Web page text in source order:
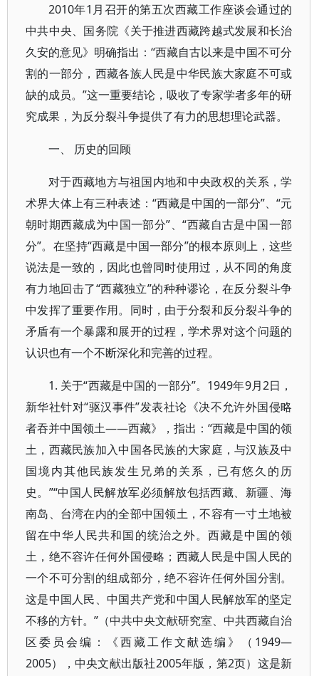
2010年1月召开的第五次西藏工作座谈会通过的
中共中央、国务院《关于推进西藏跨越式发展和长治
久安的意见》明确指出：“西藏自古以来是中国不可分
割的一部分，西藏各族人民是中华民族大家庭不可或
缺的成员。”这一重要结论，吸收了专家学者多年的研
究成果，为反分裂斗争提供了有力的思想理论武器。
一、 历史的回顾
对于西藏地方与祖国内地和中央政权的关系，学
术界大体上有三种表述：“西藏是中国的一部分”、“元
朝时期西藏成为中国一部分”、“西藏自古是中国一部
分”。在坚持“西藏是中国一部分”的根本原则上，这些
说法是一致的，因此也曾同时使用过，从不同的角度
有力地回击了“西藏独立”的种种谬论，在反分裂斗争
中发挥了重要作用。同时，由于分裂和反分裂斗争的
矛盾有一个暴露和展开的过程，学术界对这个问题的
认识也有一个不断深化和完善的过程。
1. 关于“西藏是中国的一部分”。1949年9月2日，
新华社针对“驱汉事件”发表社论《决不允许外国侵略
者吞并中国领土——西藏》，指出：“西藏是中国的领
土，西藏民族加入中国各民族的大家庭，与汉族及中
国境内其他民族发生兄弟的关系，已有悠久的历
史。”“中国人民解放军必须解放包括西藏、新疆、海
南岛、台湾在内的全部中国领土，不容有一寸土地被
留在中华人民共和国的统治之外。西藏是中国的领
土，绝不容许任何外国侵略；西藏人民是中国人民的
一个不可分割的组成部分，绝不容许任何外国分割。
这是中国人民、中国共产党和中国人民解放军的坚定
不移的方针。”（中共中央文献研究室、中共西藏自治
区委员会编：《西藏工作文献选编》（1949—
2005），中央文献出版社2005年版，第2页）这是新